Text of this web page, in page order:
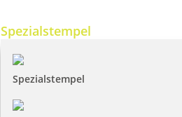
Spezialstempel
Spezialstempel